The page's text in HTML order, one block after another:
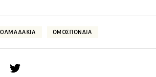
ΟΜΟΣΠΟΝΔΙΑ